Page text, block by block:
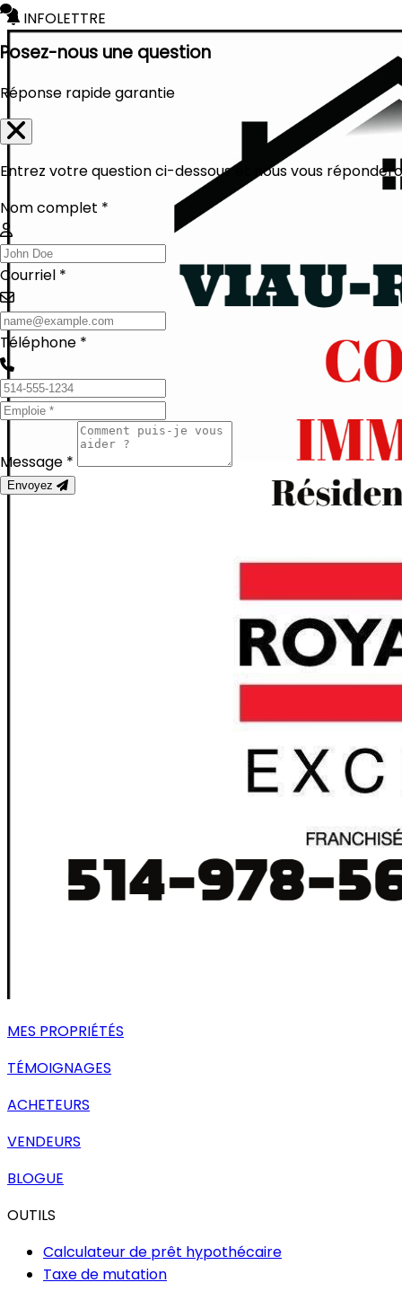
INFOLETTRE
MES PROPRIÉTÉS
TÉMOIGNAGES
ACHETEURS
VENDEURS
BLOGUE
OUTILS
Calculateur de prêt hypothécaire
Taxe de mutation
Posez-nous une question
Réponse rapide garantie
Entrez votre question ci-dessous et nous vous
Nom complet *
Courriel *
Téléphone *
Message *
Envoyez